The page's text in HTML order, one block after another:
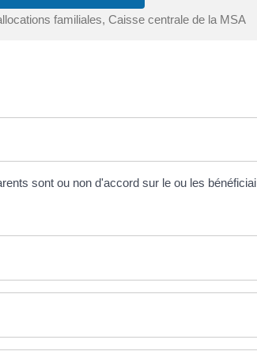
familiales, Caisse centrale de la MSA
sont ou non d'accord sur le ou les